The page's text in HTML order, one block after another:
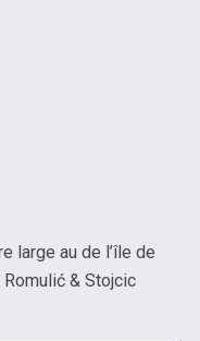
large au de l’île de
& Stojcic